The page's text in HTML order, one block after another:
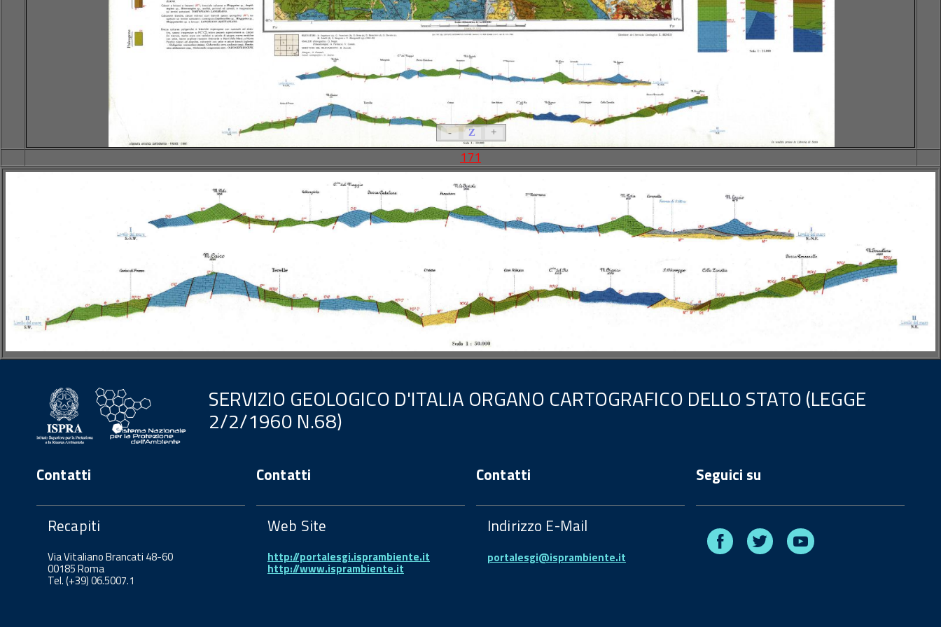
- Z +
171
SERVIZIO GEOLOGICO D'ITALIA ORGANO CARTOGRAFICO DELLO STATO (LEGGE
2/2/1960 N.68)
Contatti
Recapiti
Via Vitaliano Brancati 48-60
00185 Roma
Tel. (+39) 06.5007.1
Contatti
Web Site
http://portalesgi.isprambiente.it
http://www.isprambiente.it
Contatti
Indirizzo E-Mail
portalesgi@isprambiente.it
Seguici su
Facebook Twitter